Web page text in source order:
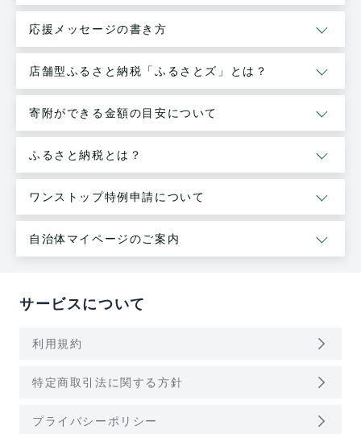
応援メッセージの書き方
店舗型ふるさと納税「ふるさとズ」とは？
寄附ができる金額の目安について
ふるさと納税とは？
ワンストップ特例申請について
自治体マイページのご案内
サービスについて
利用規約 arrow_forward_ios
特定商取引法に関する方針 arrow_forward_ios
プライバシーポリシー arrow_forward_ios